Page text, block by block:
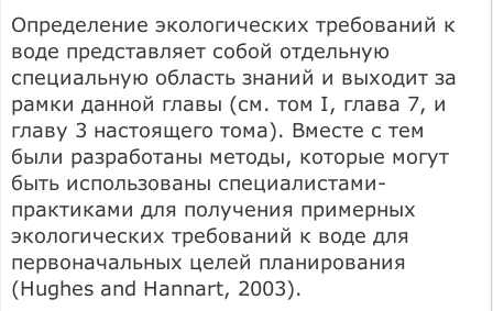
Определение экологических требований к
воде представляет собой отдельную
специальную область знаний и выходит за
рамки данной главы (см. том I, глава 7, и
главу 3 настоящего тома). Вместе с тем
были разработаны методы, которые могут
быть использованы специалистами-
практиками для получения примерных
экологических требований к воде для
первоначальных целей планирования
(Hughes and Hannart, 2003).